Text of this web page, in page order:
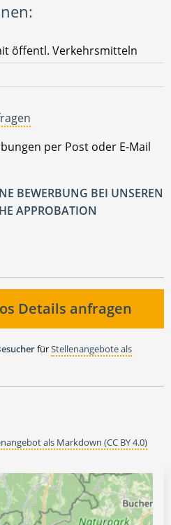
öffentl. Verkehrsmitteln
per Post oder E-Mail
BEWERBUNG BEI UNSEREN
APPROBATION
Details anfragen
fürStellenangebote als
als Markdown (CC BY 4.0)